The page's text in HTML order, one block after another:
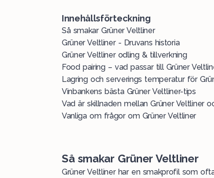
Innehållsförteckning
Så smakar Grüner Veltliner
Grüner Veltliner - Druvans historia
Grüner Veltliner odling & tillverkning
Food pairing – vad passar till Grüner
Lagring och serverings temperatur för
Vinbankens bästa Grüner Veltliner-tips
Vad är skillnaden mellan Grüner Veltliner
Vanliga om frågor om Grüner Veltliner
Så smakar Grüner Veltliner
Grüner Veltliner har en smakprofil som